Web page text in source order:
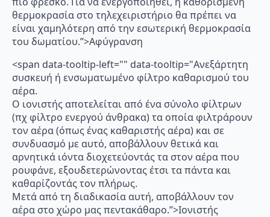
θερμοκρασία στο τηλεχειριστήριο θα πρέπει να
είναι χαμηλότερη από την εσωτερική θερμοκρασία
του δωματίου.”>Αφύγρανση
<span data-tooltip-left="" data-tooltip="Ανεξάρτητη
συσκευή ή ενσωματωμένο φίλτρο καθαρισμού του
αέρα.
Ο ιονιστής αποτελείται από ένα σύνολο φίλτρων
(πχ φίλτρο ενεργού άνθρακα) τα οποία φιλτράρουν
τον αέρα (όπως ένας καθαριστής αέρα) και σε
συνδυασμό με αυτό, αποβάλλουν θετικά και
αρνητικά ιόντα διοχετεύοντάς τα στον αέρα που
ρουφάνε, εξουδετερώνοντας έτσι τα πάντα και
καθαρίζοντάς τον πλήρως.
Μετά από τη διαδικασία αυτή, αποβάλλουν τον
αέρα στο χώρο μας πεντακάθαρο.”>Ιονιστής